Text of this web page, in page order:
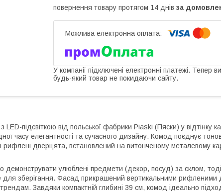
повернення товару протягом 14 днів за
У компанії підключені електронні платежі. Тепер
будь-який товар не покидаючи сайту.
підсвіткою від польської фабрики Piaski (Пяски) у відтінку
часу елегантності та сучасного дизайну. Комод поєднує
рифлені дверцята, встановлений на витонченому металевому
улюблені предмети (декор, посуд) за склом, тоді
для зберігання. Фасад прикрашений вертикальними
Завдяки компактній глибині 39 см, комод ідеально